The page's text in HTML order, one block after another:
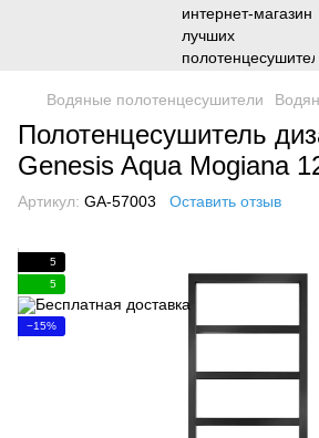
Водяные полотенцесушители
Полотенцесушитель
Genesis Aqua Mogiana
Артикул: GA-57003 Оставить отзыв
5
5
−15%